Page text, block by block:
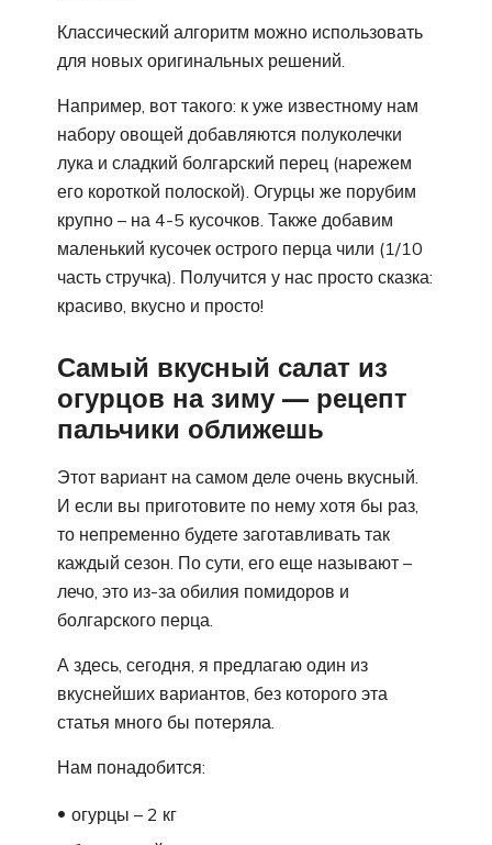
Классический алгоритм можно использовать
для новых оригинальных решений.
Например, вот такого: к уже известному нам
набору овощей добавляются полуколечки
лука и сладкий болгарский перец (нарежем
его короткой полоской). Огурцы же порубим
крупно – на 4-5 кусочков. Также добавим
маленький кусочек острого перца чили (1/10
часть стручка). Получится у нас просто сказка:
красиво, вкусно и просто!
Самый вкусный салат из
огурцов на зиму — рецепт
пальчики оближешь
Этот вариант на самом деле очень вкусный.
И если вы приготовите по нему хотя бы раз,
то непременно будете заготавливать так
каждый сезон. По сути, его еще называют –
лечо, это из-за обилия помидоров и
болгарского перца.
А здесь, сегодня, я предлагаю один из
вкуснейших вариантов, без которого эта
статья много бы потеряла.
Нам понадобится:
огурцы – 2 кг